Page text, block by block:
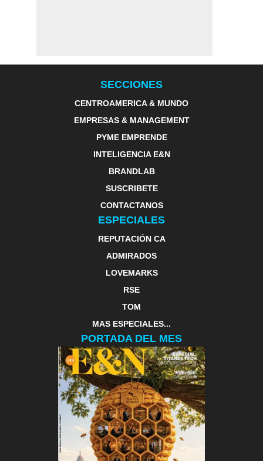
SECCIONES
CENTROAMERICA & MUNDO
EMPRESAS & MANAGEMENT
PYME EMPRENDE
INTELIGENCIA E&N
BRANDLAB
SUSCRIBETE
CONTACTANOS
ESPECIALES
REPUTACIÓN CA
ADMIRADOS
LOVEMARKS
RSE
TOM
MAS ESPECIALES...
PORTADA DEL MES